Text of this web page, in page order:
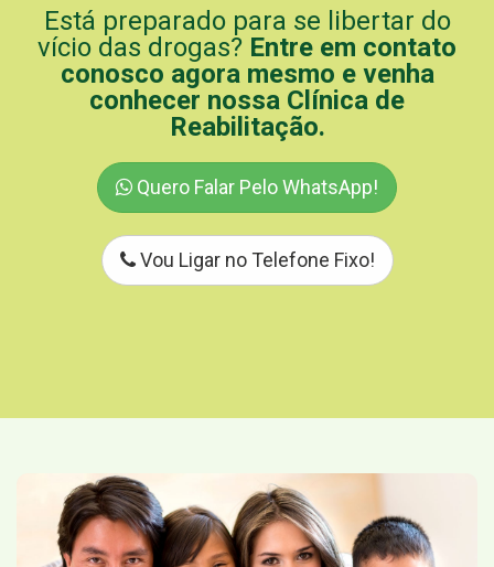
Está preparado para se libertar do
vício das drogas? Entre em contato
conosco agora mesmo e venha
conhecer nossa Clínica de
Reabilitação.
Quero Falar Pelo WhatsApp!
Vou Ligar no Telefone Fixo!